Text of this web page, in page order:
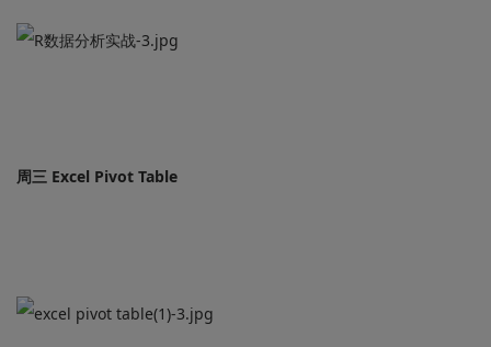
周三 Excel Pivot Table